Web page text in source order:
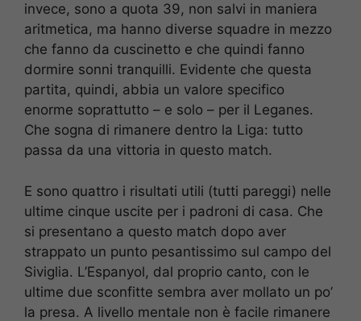
invece, sono a quota 39, non salvi in maniera
aritmetica, ma hanno diverse squadre in mezzo
che fanno da cuscinetto e che quindi fanno
dormire sonni tranquilli. Evidente che questa
partita, quindi, abbia un valore specifico
enorme soprattutto – e solo – per il Leganes.
Che sogna di rimanere dentro la Liga: tutto
passa da una vittoria in questo match.
E sono quattro i risultati utili (tutti pareggi) nelle
ultime cinque uscite per i padroni di casa. Che
si presentano a questo match dopo aver
strappato un punto pesantissimo sul campo del
Siviglia. L’Espanyol, dal proprio canto, con le
ultime due sconfitte sembra aver mollato un po’
la presa. A livello mentale non è facile rimanere